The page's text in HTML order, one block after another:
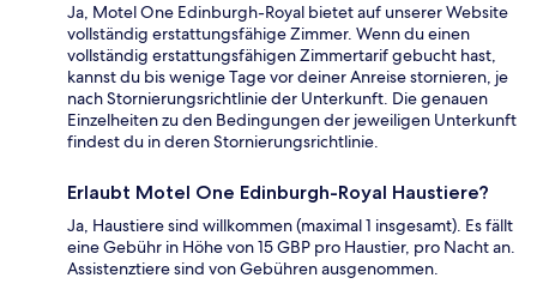
Ja, Motel One Edinburgh-Royal bietet auf unserer Website
vollständig erstattungsfähige Zimmer. Wenn du einen
vollständig erstattungsfähigen Zimmertarif gebucht hast,
kannst du bis wenige Tage vor deiner Anreise stornieren, je
nach Stornierungsrichtlinie der Unterkunft. Die genauen
Einzelheiten zu den Bedingungen der jeweiligen Unterkunft
findest du in deren Stornierungsrichtlinie.
Erlaubt Motel One Edinburgh-Royal Haustiere?
Ja, Haustiere sind willkommen (maximal 1 insgesamt). Es fällt
eine Gebühr in Höhe von 15 GBP pro Haustier, pro Nacht an.
Assistenztiere sind von Gebühren ausgenommen.